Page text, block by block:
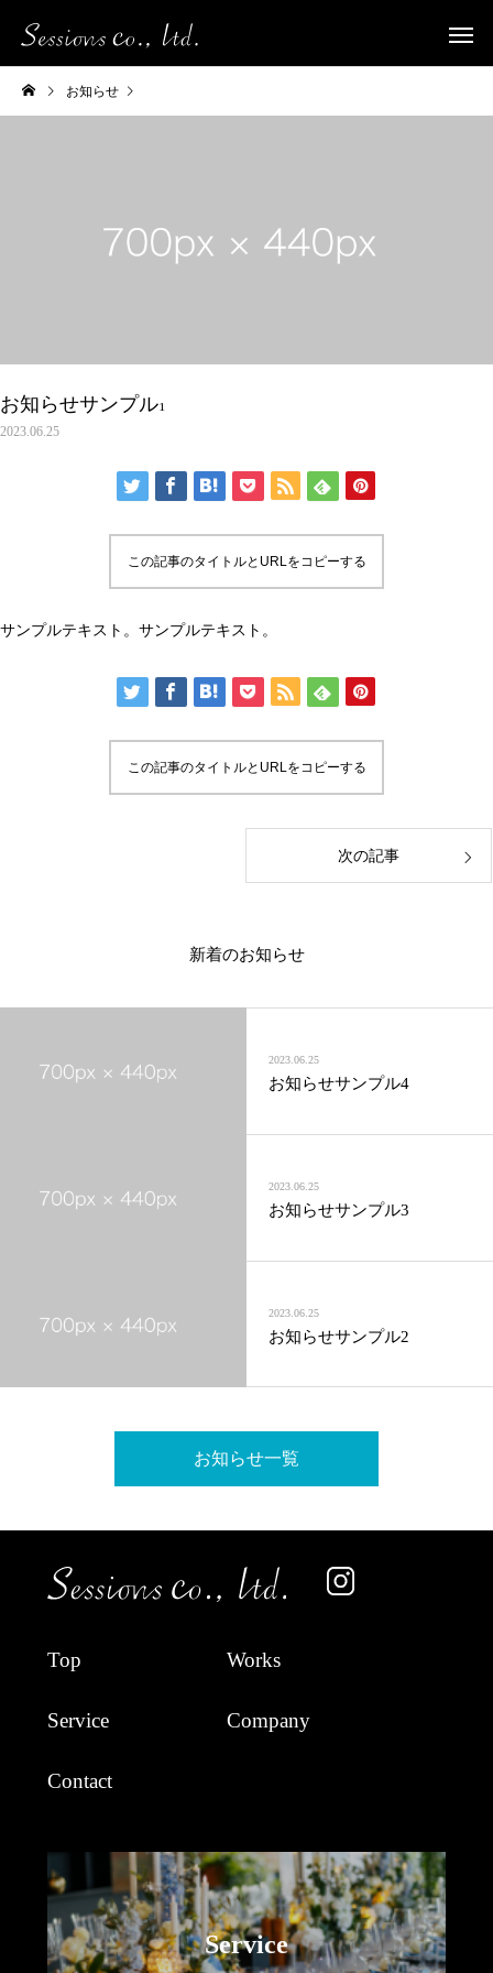
お知らせ
お知らせサンプル1
2023.06.25
この記事のタイトルとURLをコピーする
サンプルテキスト。サンプルテキスト。
この記事のタイトルとURLをコピーする
次の記事
新着のお知らせ
2023.06.25
お知らせサンプル4
2023.06.25
お知らせサンプル3
2023.06.25
お知らせサンプル2
お知らせ一覧
Top Works
Service Company
Contact
Service